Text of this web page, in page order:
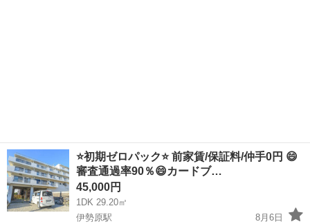
⭐️初期ゼロパック⭐️ 前家賃/保証料/仲手0円 😄
審査通過率90％😄カードブ…
45,000円
1DK 29.20㎡
伊勢原駅
8月6日